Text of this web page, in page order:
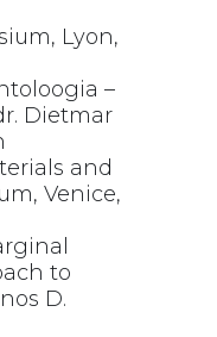
Lyon,
–
Dietmar
and
Venice,
to
D.